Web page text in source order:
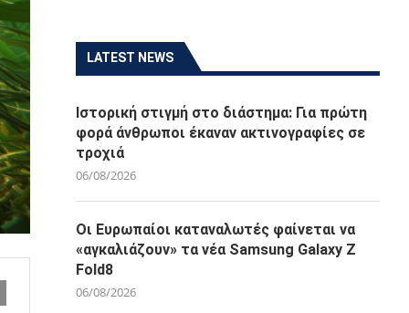
LATEST NEWS
Ιστορική στιγμή στο διάστημα: Για πρώτη
φορά άνθρωποι έκαναν ακτινογραφίες σε
τροχιά
06/08/2026
Οι Ευρωπαίοι καταναλωτές φαίνεται να
«αγκαλιάζουν» τα νέα Samsung Galaxy Z
Fold8
06/08/2026